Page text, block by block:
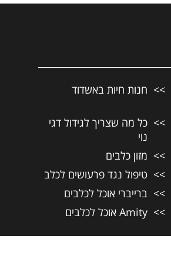
חנות חיות באשדוד
כל מה שצריך לגידול דגי
נוי
מזון כלבים
טיפול נגד פרעושים לכלב
ברייברי אוכל לכלבים
Amity אוכל לכלבים